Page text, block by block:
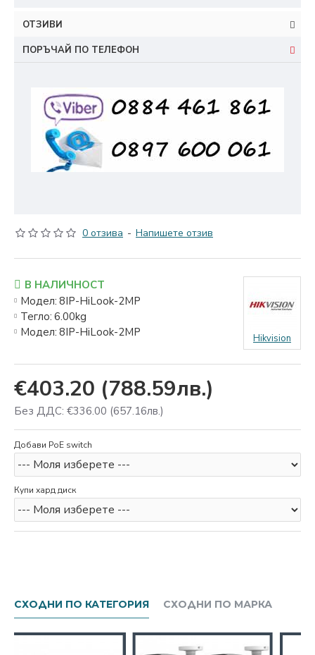
ОТЗИВИ
ПОРЪЧАЙ ПО ТЕЛЕФОН
0 отзива - Напишете отзив
€403.20 (788.59лв.)
Без ДДС: €336.00 (657.16лв.)
В НАЛИЧНОСТ
Модел: 8IP-HiLook-2MP
Тегло: 6.00kg
Модел: 8IP-HiLook-2MP Hikvision
Добави PoE switch
Купи хард диск
СХОДНИ ПО КАТЕГОРИЯ СХОДНИ ПО МАРКА